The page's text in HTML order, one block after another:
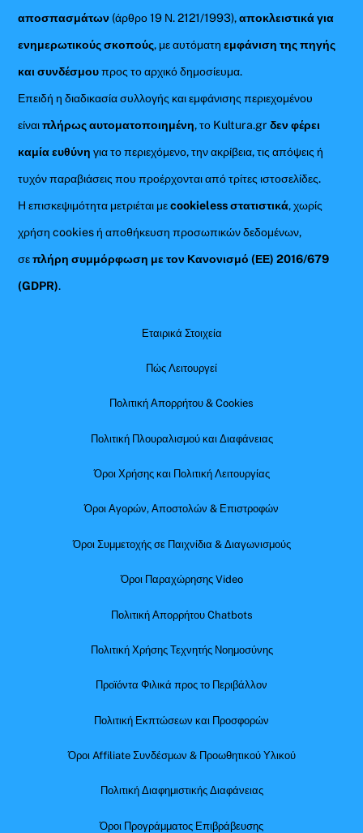
αποσπασμάτων (άρθρο 19 Ν. 2121/1993),αποκλειστικά για
ενημερωτικούς σκοπούς, με αυτόματηεμφάνιση της πηγής
και συνδέσμουπρος το αρχικό δημοσίευμα.
Επειδή η διαδικασία συλλογής και εμφάνισης περιεχομένου
είναιπλήρως αυτοματοποιημένη, το Kultura.grδεν φέρει
καμία ευθύνη για το περιεχόμενο, την ακρίβεια, τις απόψεις ή
τυχόν παραβιάσεις που προέρχονται από τρίτες ιστοσελίδες.
Η επισκεψιμότητα μετριέται μεcookieless στατιστικά, χωρίς
χρήση cookies ή αποθήκευση προσωπικών δεδομένων,
σεπλήρη συμμόρφωση με τον Κανονισμό (ΕΕ) 2016/679
(GDPR).
Εταιρικά Στοιχεία
Πώς Λειτουργεί
Πολιτική Απορρήτου & Cookies
Πολιτική Πλουραλισμού και Διαφάνειας
Όροι Χρήσης και Πολιτική Λειτουργίας
Όροι Αγορών, Αποστολών & Επιστροφών
Όροι Συμμετοχής σε Παιχνίδια & Διαγωνισμούς
Όροι Παραχώρησης Video
Πολιτική Απορρήτου Chatbots
Πολιτική Χρήσης Τεχνητής Νοημοσύνης
Προϊόντα Φιλικά προς το Περιβάλλον
Πολιτική Εκπτώσεων και Προσφορών
Όροι Affiliate Συνδέσμων & Προωθητικού Υλικού
Πολιτική Διαφημιστικής Διαφάνειας
Όροι Προγράμματος Επιβράβευσης